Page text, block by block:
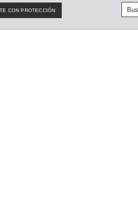
CON PROTECCIÓN